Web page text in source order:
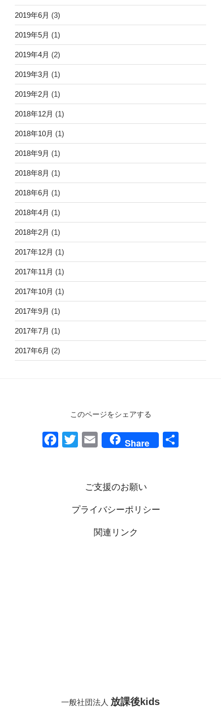
2019年6月 (3)
2019年5月 (1)
2019年4月 (2)
2019年3月 (1)
2019年2月 (1)
2018年12月 (1)
2018年10月 (1)
2018年9月 (1)
2018年8月 (1)
2018年6月 (1)
2018年4月 (1)
2018年2月 (1)
2017年12月 (1)
2017年11月 (1)
2017年10月 (1)
2017年9月 (1)
2017年7月 (1)
2017年6月 (2)
このページをシェアする
F
T
er
E
Share
一般社団法人 放課後kids
ご支援のお願い
プライバシーポリシー
関連リンク